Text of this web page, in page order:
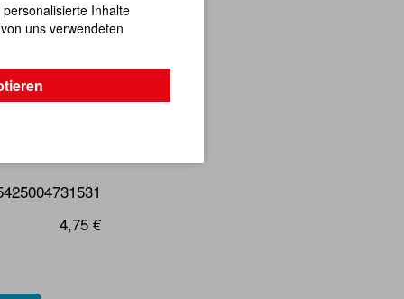
4,75 €
Inhalte
uns verwendeten